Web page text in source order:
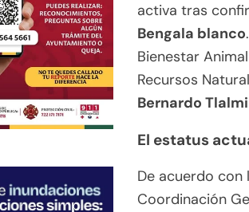
activa tras
Bengala blanco.
Bienestar
Recursos
Bernardo
El estatus
De acuerdo
Coordinación